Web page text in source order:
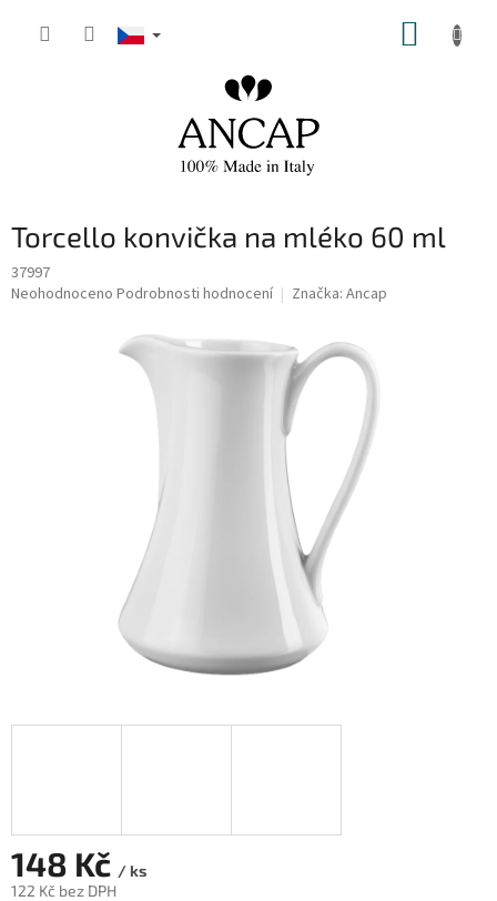
Torcello konvička na mléko 60 ml
37997
Průměrné
Neohodnoceno Podrobnosti hodnocení Značka: Ancap
148 Kč / ks
122 Kč bez DPH